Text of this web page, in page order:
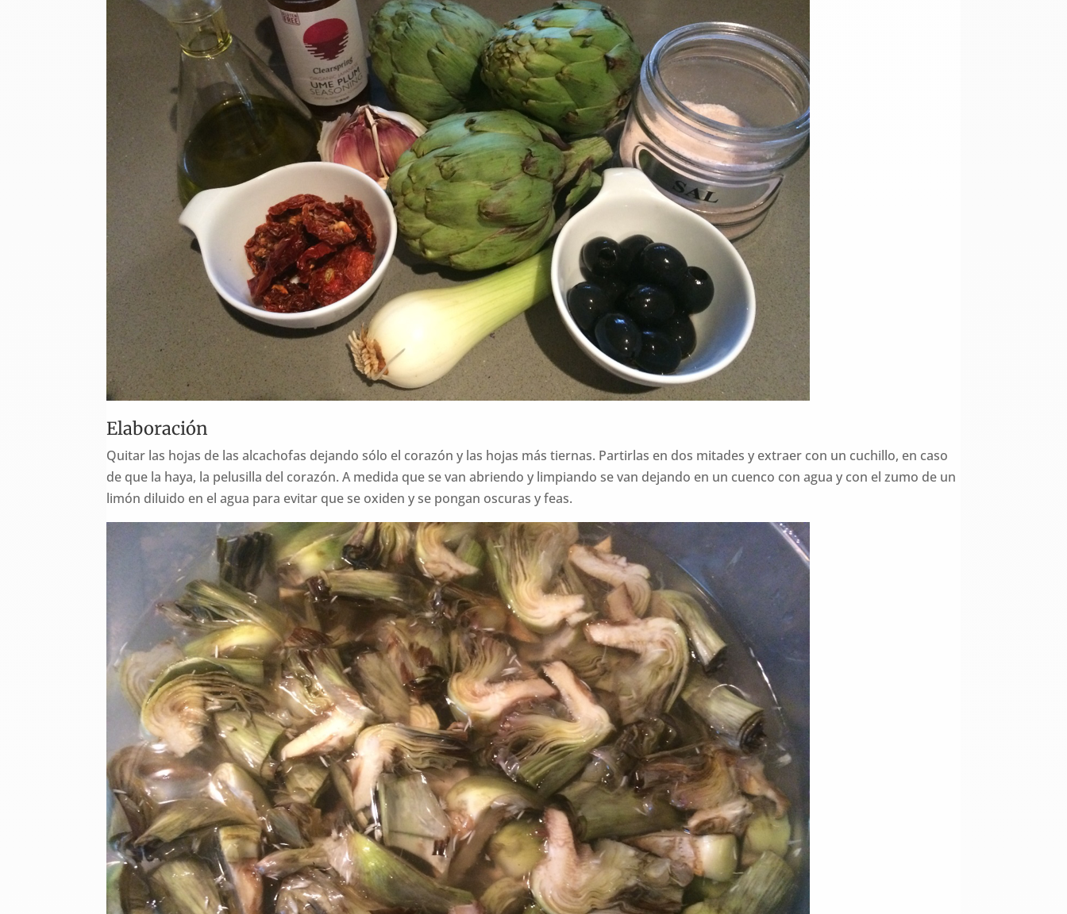
Elaboración
Quitar las hojas de las alcachofas dejando sólo el corazón y las hojas más tiernas. Partirlas en dos mitades y extraer con un cuchillo, en caso
de que la haya, la pelusilla del corazón. A medida que se van abriendo y limpiando se van dejando en un cuenco con agua y con el zumo de un
limón diluido en el agua para evitar que se oxiden y se pongan oscuras y feas.